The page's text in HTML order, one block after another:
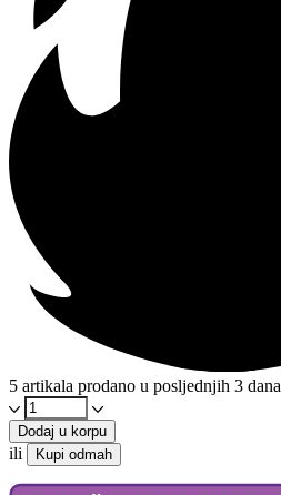
5 artikala prodano u posljednjih 3 dana
Ulje
marelice
Hladno
cijeđeno
100ml
Dodaj u korpu
ili Kupi odmah